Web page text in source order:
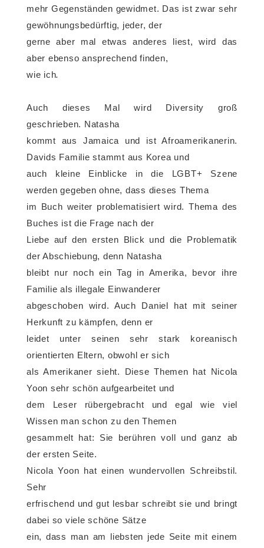
mehr Gegenständen gewidmet. Das ist zwar sehr
gewöhnungsbedürftig, jeder, der
gerne aber mal etwas anderes liest, wird das
aber ebenso ansprechend finden,
wie ich.
Auch dieses Mal wird Diversity groß
geschrieben. Natasha
kommt aus Jamaica und ist Afroamerikanerin.
Davids Familie stammt aus Korea und
auch kleine Einblicke in die LGBT+ Szene
werden gegeben ohne, dass dieses Thema
im Buch weiter problematisiert wird. Thema des
Buches ist die Frage nach der
Liebe auf den ersten Blick und die Problematik
der Abschiebung, denn Natasha
bleibt nur noch ein Tag in Amerika, bevor ihre
Familie als illegale Einwanderer
abgeschoben wird. Auch Daniel hat mit seiner
Herkunft zu kämpfen, denn er
leidet unter seinen sehr stark koreanisch
orientierten Eltern, obwohl er sich
als Amerikaner sieht. Diese Themen hat Nicola
Yoon sehr schön aufgearbeitet und
dem Leser rübergebracht und egal wie viel
Wissen man schon zu den Themen
gesammelt hat: Sie berühren voll und ganz ab
der ersten Seite.
Nicola Yoon hat einen wundervollen Schreibstil.
Sehr
erfrischend und gut lesbar schreibt sie und bringt
dabei so viele schöne Sätze
ein, dass man am liebsten jede Seite mit einem